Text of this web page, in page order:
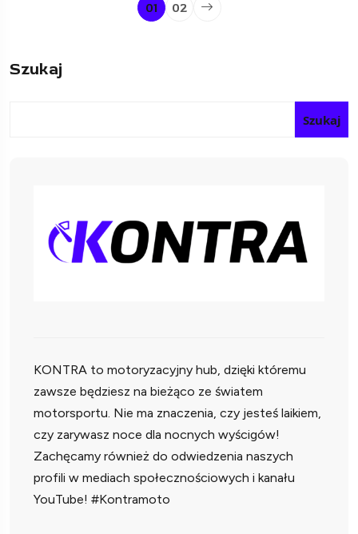
01 02
Szukaj
Szukaj
KONTRA to motoryzacyjny hub, dzięki któremu
zawsze będziesz na bieżąco ze światem
motorsportu. Nie ma znaczenia, czy jesteś laikiem,
czy zarywasz noce dla nocnych wyścigów!
Zachęcamy również do odwiedzenia naszych
profili w mediach społecznościowych i kanału
YouTube! #Kontramoto